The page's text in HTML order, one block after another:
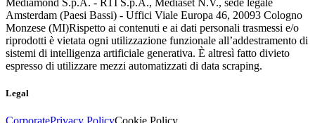
Mediamond S.p.A. - RTI S.p.A., Mediaset N.V., sede legale
Amsterdam (Paesi Bassi) - Uffici Viale Europa 46, 20093 Cologno
Monzese (MI)Rispetto ai contenuti e ai dati personali trasmessi e/o
riprodotti è vietata ogni utilizzazione funzionale all’addestramento di
sistemi di intelligenza artificiale generativa. È altresì fatto divieto
espresso di utilizzare mezzi automatizzati di data scraping.
Legal